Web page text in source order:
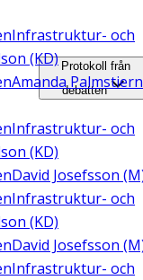
Infrastruktur- och
(KD)
Amanda
Infrastruktur- och
(KD)
David Josefsson
Infrastruktur- och
(KD)
David Josefsson
Infrastruktur- och
Protokoll från
debatten